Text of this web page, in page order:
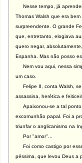
Nesse tempo, já
Thomas Walsh que era
surpreendente. O grande
que, entretanto, elogiava
quero negar,
Espanha. Mas não posso
Nem vou aqui, nessa
um caso.
Felipe II, conta Walsh, se
assassina, herética e
Apaixonou-se a tal ponto,
excomunhão papal. Foi a
triunfar o anglicanismo na
Por "amor"...
Foi como castigo por
péssima, que levou Deus a